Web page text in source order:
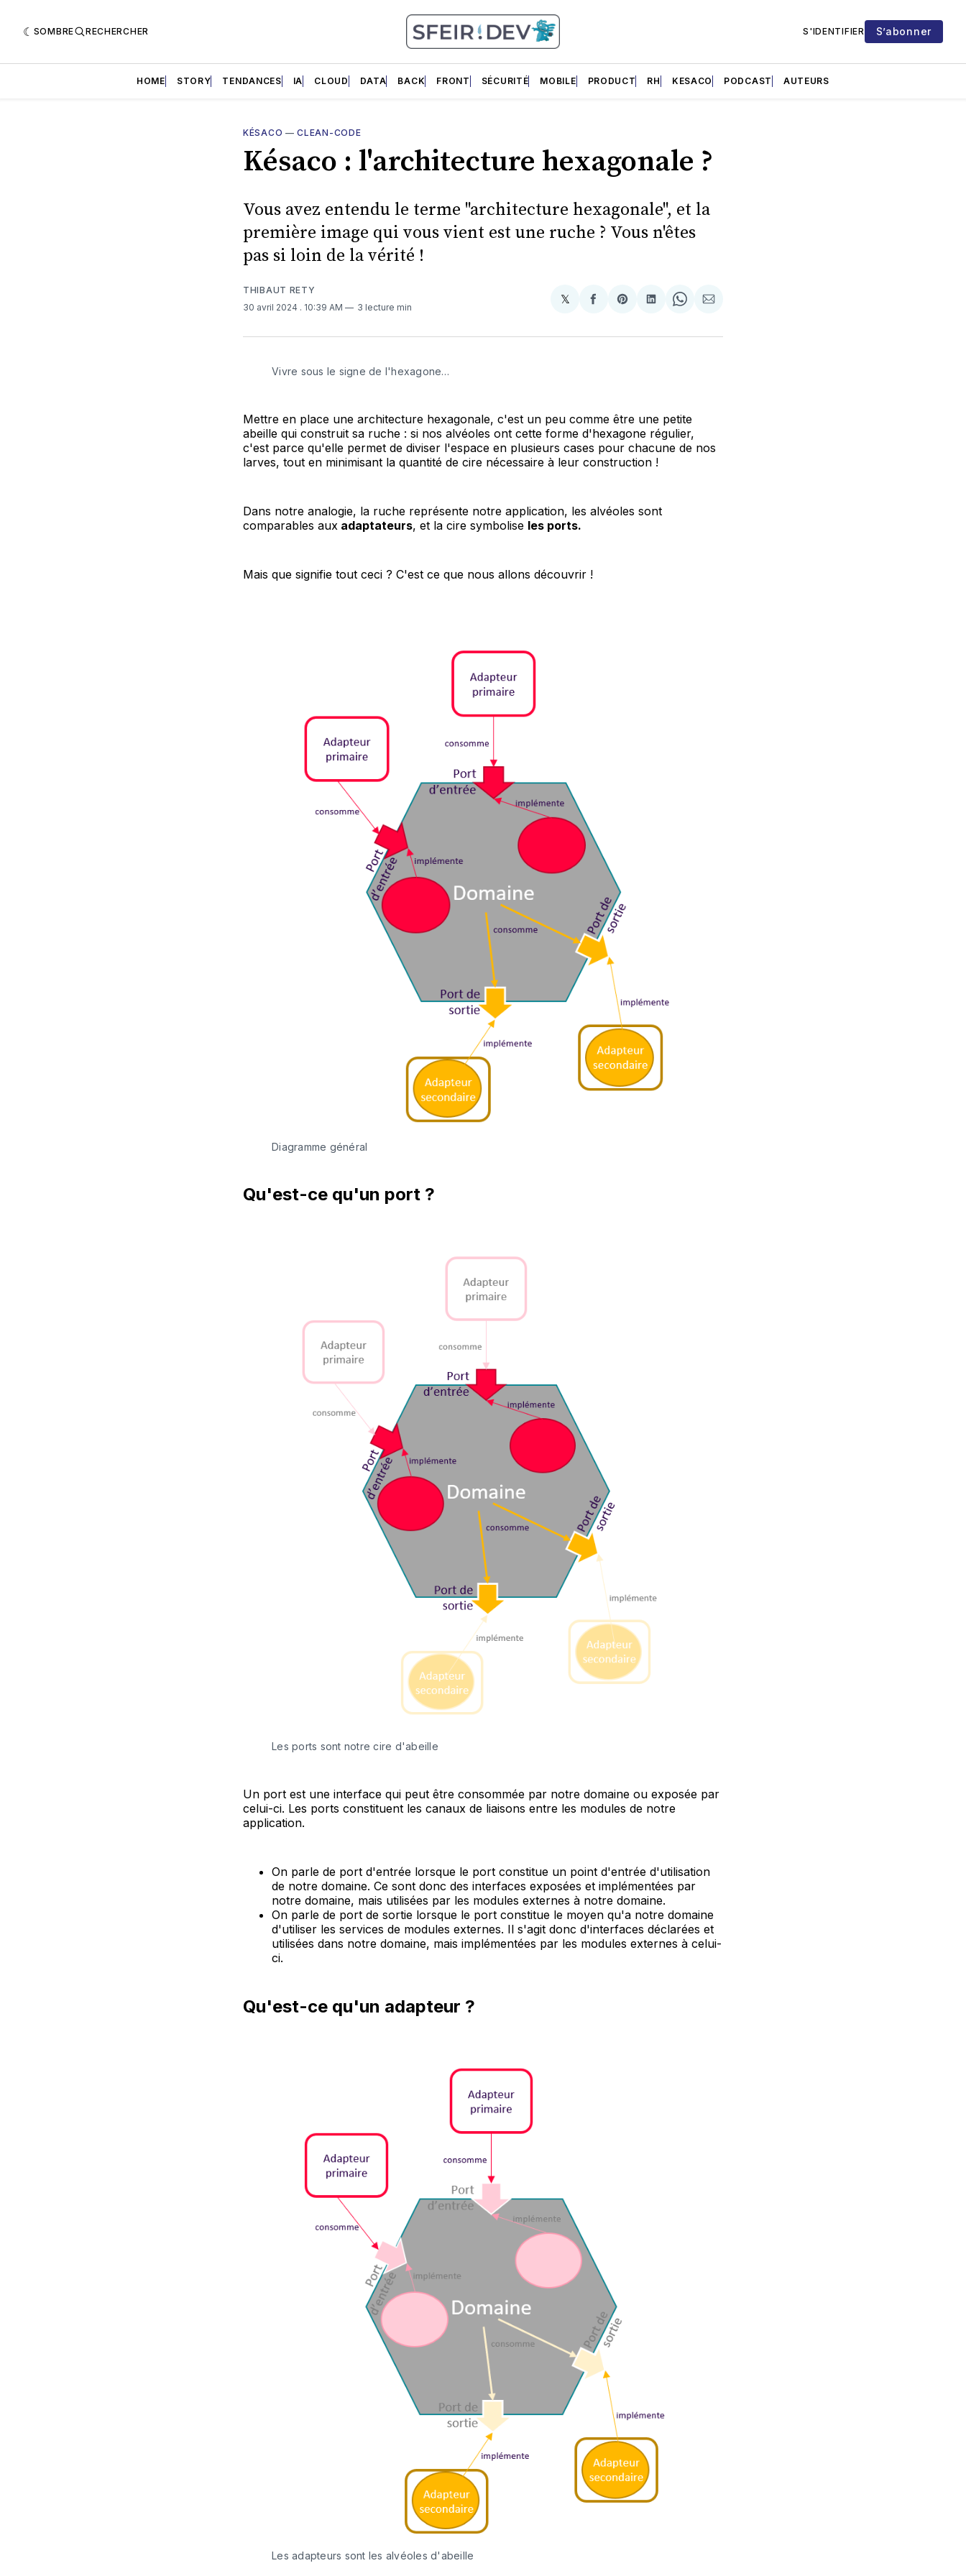
SOMBRE RECHERCHER S'IDENTIFIER S’abonner
HOME STORY TENDANCES IA CLOUD DATA BACK FRONT SÉCURITÉ MOBILE PRODUCT RH KESACO PODCAST AUTEURS
KÉSACO —CLEAN-CODE
Késaco : l'architecture hexagonale ?
Vous avez entendu le terme "architecture hexagonale", et la
première image qui vous vient est une ruche ? Vous n'êtes
pas si loin de la vérité !
THIBAUT RETY
30 avril 2024 . 10:39 AM 3 lecture min
𝕏Share
X
Partager
Facebook
Share
Pinterest
Partager
LinkedIn
Share
WhatsApp
Partager
Courriel
Vivre sous le signe de l'hexagone…
Mettre en place une architecture hexagonale, c'est un peu comme être une petite
abeille qui construit sa ruche : si nos alvéoles ont cette forme d'hexagone régulier,
c'est parce qu'elle permet de diviser l'espace en plusieurs cases pour chacune de nos
larves, tout en minimisant la quantité de cire nécessaire à leur construction !
Dans notre analogie, la ruche représente notre application, les alvéoles sont
comparables aux adaptateurs, et la cire symbolise les ports.
Mais que signifie tout ceci ? C'est ce que nous allons découvrir !
Diagramme général
Qu'est-ce qu'un port ?
Les ports sont notre cire d'abeille
Un port est une interface qui peut être consommée par notre domaine ou exposée par
celui-ci. Les ports constituent les canaux de liaisons entre les modules de notre
application.
On parle de port d'entrée lorsque le port constitue un point d'entrée d'utilisation
de notre domaine. Ce sont donc des interfaces exposées et implémentées par
notre domaine, mais utilisées par les modules externes à notre domaine.
On parle de port de sortie lorsque le port constitue le moyen qu'a notre domaine
d'utiliser les services de modules externes. Il s'agit donc d'interfaces déclarées et
utilisées dans notre domaine, mais implémentées par les modules externes à celui-
ci.
Qu'est-ce qu'un adapteur ?
Les adapteurs sont les alvéoles d'abeille